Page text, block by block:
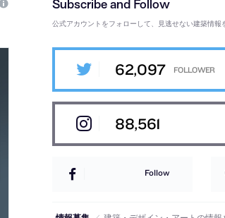
公式アカウントをフォローして、見逃せない建築情報
62,097
88,561
Follow